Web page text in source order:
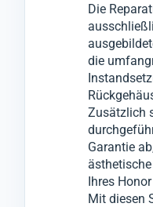
Die
die
Zusätzlich
Garantie
Ihres
Mit diesen